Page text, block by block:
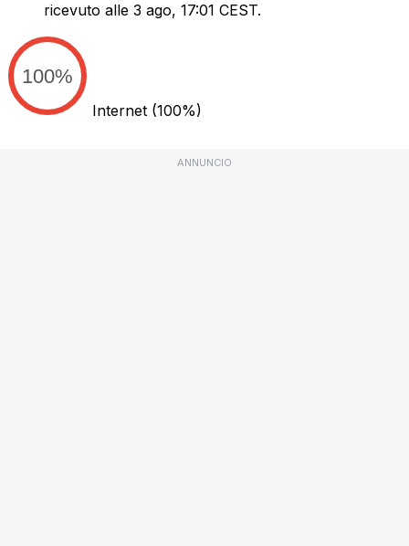
ricevuto alle 3 ago, 17:01 CEST.
100%
Internet (100%)
ANNUNCIO